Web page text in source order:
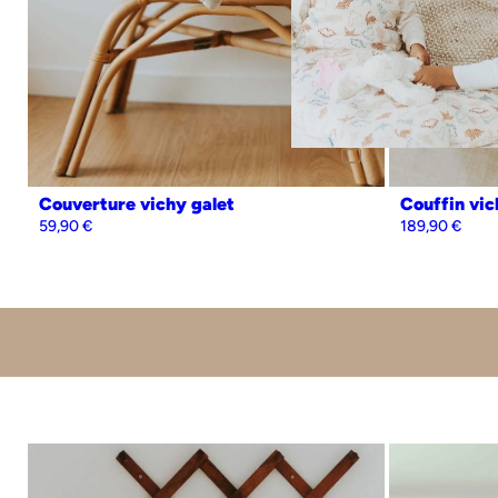
Personnalisation Non
Couverture vichy galet
59,90€
Couffin
189,90€